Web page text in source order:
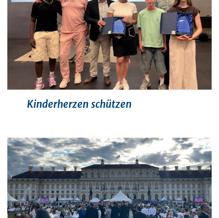
Kinderherzen schützen